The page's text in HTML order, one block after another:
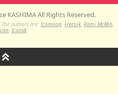
KASHIMA All Rights Reserved.
The authors are: Icomoon, Freepik, Rami McMin,
, Icons8.